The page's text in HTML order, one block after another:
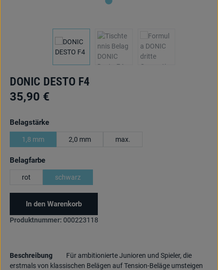
DONIC DESTO F4
35,90 €
Belagstärkeauswählen
1,8 mm 2,0 mm max.
Belagfarbeauswählen
rot schwarz
In den Warenkorb
Produktnummer: 000223118
Beschreibung
Für ambitionierte Junioren und Spieler, die
erstmals von klassischen Belägen auf Tension-Beläge umsteigen